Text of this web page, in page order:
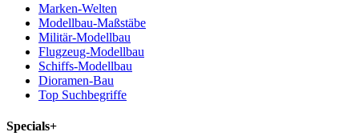
Marken-Welten
Modellbau-Maßstäbe
Militär-Modellbau
Flugzeug-Modellbau
Schiffs-Modellbau
Dioramen-Bau
Top Suchbegriffe
Specials+